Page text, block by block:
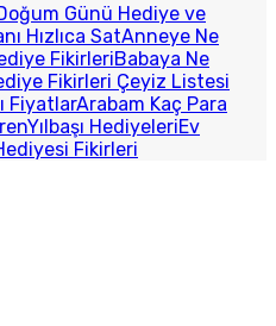
Günü Hediye ve
Hızlıca SatAnneye Ne
FikirleriBabaya Ne
Fikirleri Çeyiz Listesi
FiyatlarArabam Kaç Para
Yılbaşı HediyeleriEv
Fikirleri